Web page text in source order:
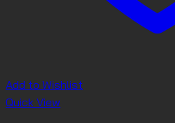
Add to Wishlist
Quick View